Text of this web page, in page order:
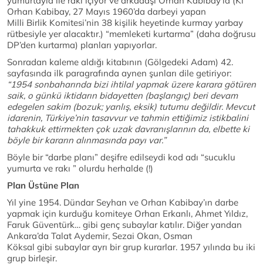
Orhan Kabibay, 27 Mayıs 1960’da darbeyi yapan
Milli Birlik Komitesi’nin 38 kişilik heyetinde kurmay yarbay
rütbesiyle yer alacaktır.) “memleketi kurtarma” (daha doğrusu
DP’den kurtarma) planları yapıyorlar.
Sonradan kaleme aldığı kitabının (Gölgedeki Adam) 42.
sayfasında ilk paragrafında aynen şunları dile getiriyor:
“1954 sonbaharında bizi ihtilal yapmak üzere karara götüren
saik, o günkü iktidarın bidayetten (başlangıç) beri devam
edegelen sakim (bozuk; yanlış, eksik) tutumu değildir. Mevcut
idarenin, Türkiye’nin tasavvur ve tahmin ettiğimiz istikbalini
tahakkuk ettirmekten çok uzak davranışlarının da, elbette ki
böyle bir kararın alınmasında payı var.”
Böyle bir “darbe planı” deşifre edilseydi kod adı “sucuklu
yumurta ve rakı ” olurdu herhalde (!)
Plan Üstüne Plan
Yıl yine 1954. Dündar Seyhan ve Orhan Kabibay’ın darbe
yapmak için kurduğu komiteye Orhan Erkanlı, Ahmet Yıldız,
Faruk Güventürk… gibi genç subaylar katılır. Diğer yandan
Ankara’da Talat Aydemir, Sezai Okan, Osman
Köksal gibi subaylar ayrı bir grup kurarlar. 1957 yılında bu iki
grup birleşir.